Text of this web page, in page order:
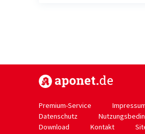
Premium-Service
Datenschutz
Download
Kontakt